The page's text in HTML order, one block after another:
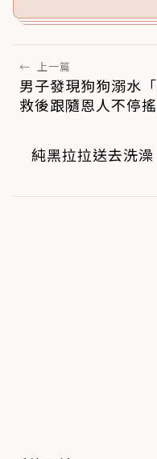
← 上一篇
男子發現狗狗溺水
救後跟隨恩人不停
純黑拉拉送去洗